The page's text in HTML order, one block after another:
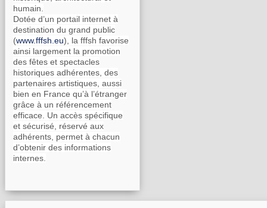
humain.
Dotée d’un portail internet à
destination du grand public
(www.fffsh.eu), la fffsh favorise
ainsi largement la promotion
des fêtes et spectacles
historiques adhérentes, des
partenaires artistiques, aussi
bien en France qu’à l’étranger
grâce à un référencement
efficace. Un accès spécifique
et sécurisé, réservé aux
adhérents, permet à chacun
d’obtenir des informations
internes.